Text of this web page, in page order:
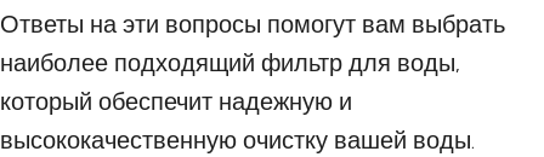
Ответы на эти вопросы помогут вам выбрать
наиболее подходящий фильтр для воды,
который обеспечит надежную и
высококачественную очистку вашей воды.